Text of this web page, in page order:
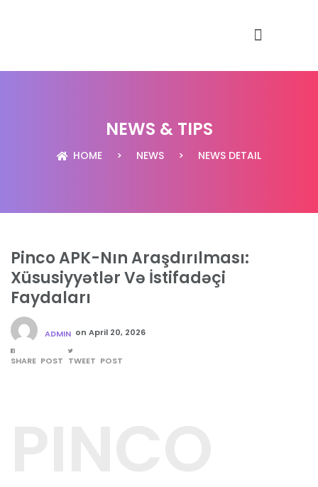
NEWS & TIPS
HOME > NEWS > NEWS DETAIL
Pinco APK-Nın Araşdırılması:
Xüsusiyyətlər Və İstifadəçi
Faydaları
ADMIN on April 20, 2026
SHARE POST TWEET POST